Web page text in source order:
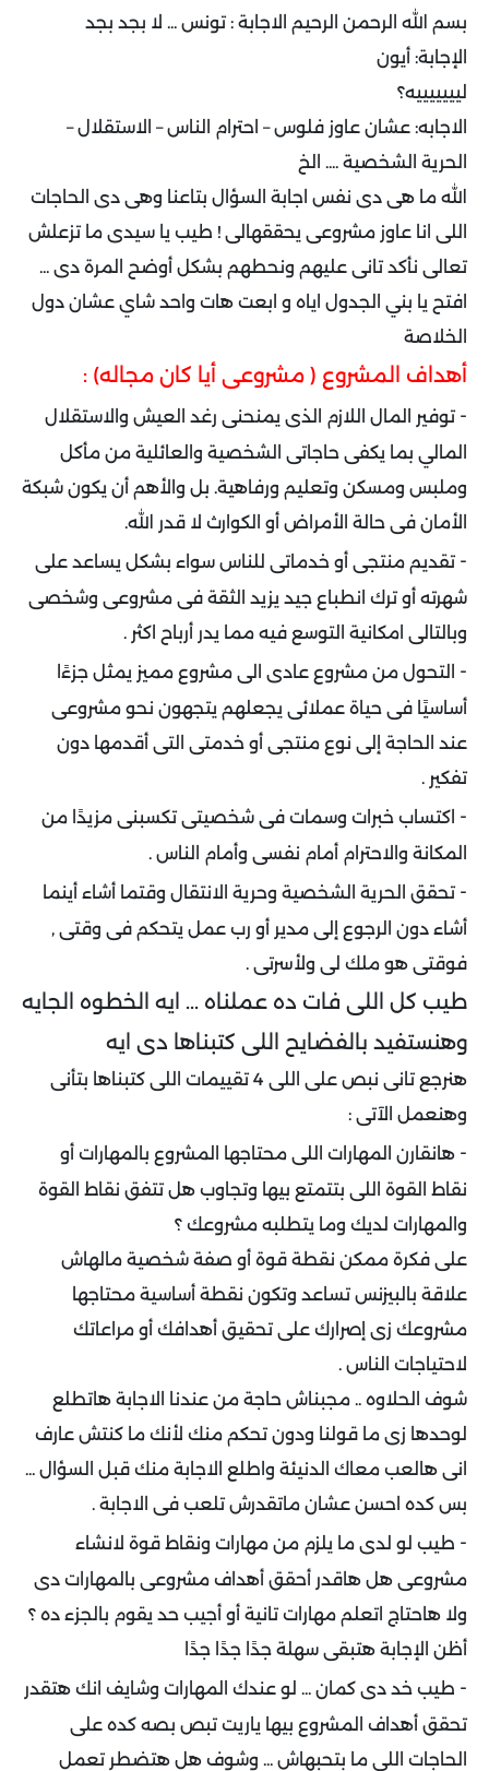
بسم الله الرحمن الرحيم الاجابة : تونس ... لا بجد بجد
الإجابة: أيون
ليييييييه؟
الاجابه: عشان عاوز فلوس – احترام الناس – الاستقلال –
الحرية الشخصية .... الخ
الله ما هى دى نفس اجابة السؤال بتاعنا وهى دى الحاجات
اللى انا عاوز مشروعى يحققهالى ! طيب يا سيدى ما تزعلش
تعالى نأكد تانى عليهم ونحطهم بشكل أوضح المرة دى ...
افتح يا بني الجدول اياه و ابعت هات واحد شاي عشان دول
الخلاصة
أهداف المشروع ( مشروعى أيا كان مجاله) :
- توفير المال اللازم الذى يمنحنى رغد العيش والاستقلال
المالي بما يكفى حاجاتى الشخصية والعائلية من مأكل
وملبس ومسكن وتعليم ورفاهية. بل والأهم أن يكون شبكة
الأمان فى حالة الأمراض أو الكوارث لا قدر الله.
- تقديم منتجى أو خدماتى للناس سواء بشكل يساعد على
شهرته أو ترك انطباع جيد يزيد الثقة فى مشروعى وشخصى
وبالتالى امكانية التوسع فيه مما يدر أرباح اكثر .
- التحول من مشروع عادى الى مشروع مميز يمثل جزءًا
أساسيًا فى حياة عملائى يجعلهم يتجهون نحو مشروعى
عند الحاجة إلى نوع منتجى أو خدمتى التى أقدمها دون
تفكير .
- اكتساب خبرات وسمات فى شخصيتى تكسبنى مزيدًا من
المكانة والاحترام أمام نفسى وأمام الناس .
- تحقق الحرية الشخصية وحرية الانتقال وقتما أشاء أينما
أشاء دون الرجوع إلى مدير أو رب عمل يتحكم فى وقتى ,
فوقتى هو ملك لى ولأسرتى .
طيب كل اللى فات ده عملناه ... ايه الخطوه الجايه
وهنستفيد بالفضايح اللى كتبناها دى ايه
هنرجع تانى نبص على اللى 4 تقييمات اللى كتبناها بتأنى
وهنعمل الآتى :
- هانقارن المهارات اللى محتاجها المشروع بالمهارات أو
نقاط القوة اللى بتتمتع بيها وتجاوب هل تتفق نقاط القوة
والمهارات لديك وما يتطلبه مشروعك ؟
على فكرة ممكن نقطة قوة أو صفة شخصية مالهاش
علاقة بالبيزنس تساعد وتكون نقطة أساسية محتاجها
مشروعك زى إصرارك على تحقيق أهدافك أو مراعاتك
لاحتياجات الناس .
شوف الحلاوه .. مجبناش حاجة من عندنا الاجابة هاتطلع
لوحدها زى ما قولنا ودون تحكم منك لأنك ما كنتش عارف
انى هالعب معاك الدنيئة واطلع الاجابة منك قبل السؤال ...
بس كده احسن عشان ماتقدرش تلعب فى الاجابة .
- طيب لو لدى ما يلزم من مهارات ونقاط قوة لانشاء
مشروعى هل هاقدر أحقق أهداف مشروعى بالمهارات دى
ولا هاحتاج اتعلم مهارات تانية أو أجيب حد يقوم بالجزء ده ؟
أظن الإجابة هتبقى سهلة جدًا جدًا جدًا
- طيب خد دى كمان ... لو عندك المهارات وشايف انك هتقدر
تحقق أهداف المشروع بيها ياريت تبص بصه كده على
الحاجات اللى ما بتحبهاش ... وشوف هل هتضطر تعمل